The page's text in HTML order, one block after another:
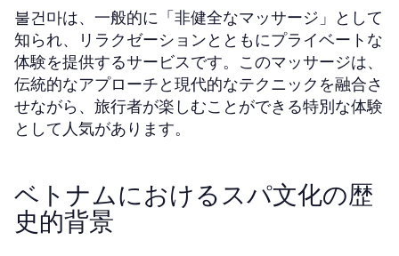
불건마は、一般的に「非健全なマッサージ」として
知られ、リラクゼーションとともにプライベートな
体験を提供するサービスです。このマッサージは、
伝統的なアプローチと現代的なテクニックを融合さ
せながら、旅行者が楽しむことができる特別な体験
として人気があります。
ベトナムにおけるスパ文化の歴
史的背景